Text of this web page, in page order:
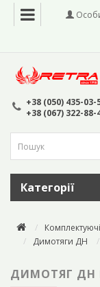
+38 (050) 435-03-
+38 (067) 322-88-
Категорії
Комплектуючі
Димотяги ДН
ДИМОТЯГ ДН